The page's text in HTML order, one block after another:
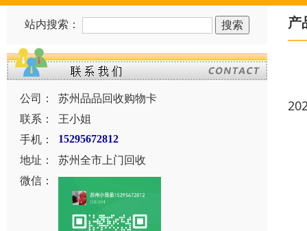
站内搜索：
公司：
苏州品品回收购物卡
联系：
王小姐
手机：
15295672812
地址：
苏州全市上门回收
微信：
产